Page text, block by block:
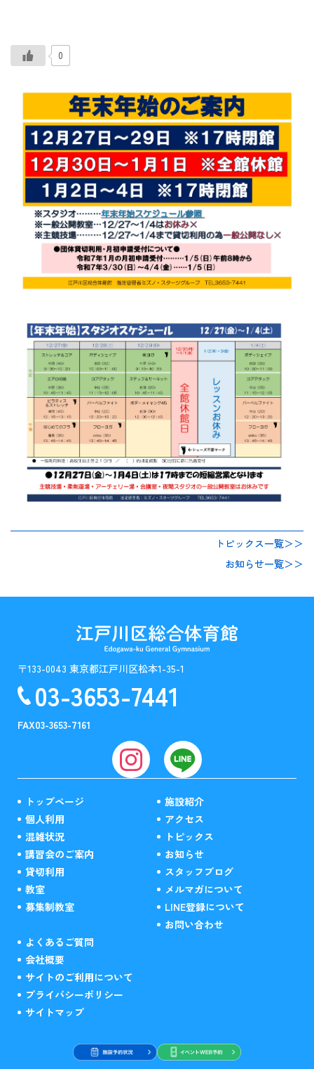
0
トピックス一覧＞＞
お知らせ一覧＞＞
〒133-0043 東京都江戸川区松本1-35-1
03-3653-7441
FAX03-3653-7161
トップページ
個人利用
混雑状況
講習会のご案内
貸切利用
教室
募集制教室
施設紹介
アクセス
トピックス
お知らせ
スタッフブログ
メルマガについて
LINE登録について
お問い合わせ
よくあるご質問
会社概要
サイトのご利用について
プライバシーポリシー
サイトマップ